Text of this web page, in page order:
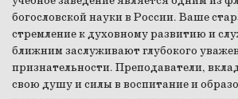
богословской науки в России. Ваше
стремление к духовному развитию и
ближним заслуживают глубокого
признательности. Преподаватели,
свою душу и силы в воспитание и